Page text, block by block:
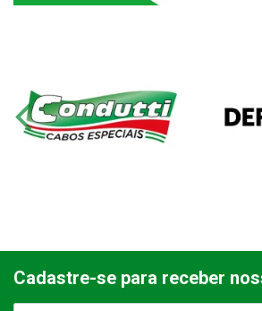
Cadastre-se para receber